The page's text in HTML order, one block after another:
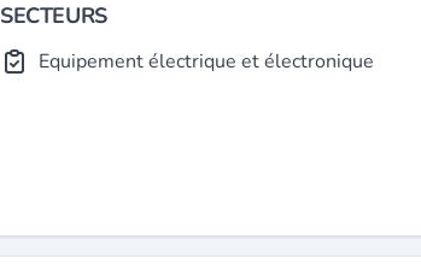
SECTEURS
Equipement électrique et électronique